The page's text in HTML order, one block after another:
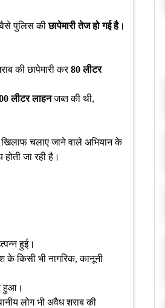
पुलिस कीछापेमारी तेज हो गई है।
की छापेमारी कर80 लीटर
लीटर लाहनजब्त की थी,
खिलाफ चलाए जाने वाले अभियान के
जा रही है।
हुई।
किसी भी नागरिक, कानूनी
हुआ।
लोग भी अवैध शराब की